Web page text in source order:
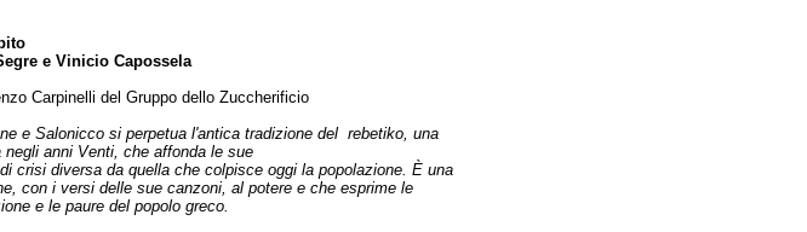
e Vinicio Capossela
Carpinelli del Gruppo dello Zuccherificio
e Salonicco si perpetua l'antica tradizione del rebetiko, una
anni Venti, che affonda le sue
crisi diversa da quella che colpisce oggi la popolazione. È una
con i versi delle sue canzoni, al potere e che esprime le
e le paure del popolo greco.